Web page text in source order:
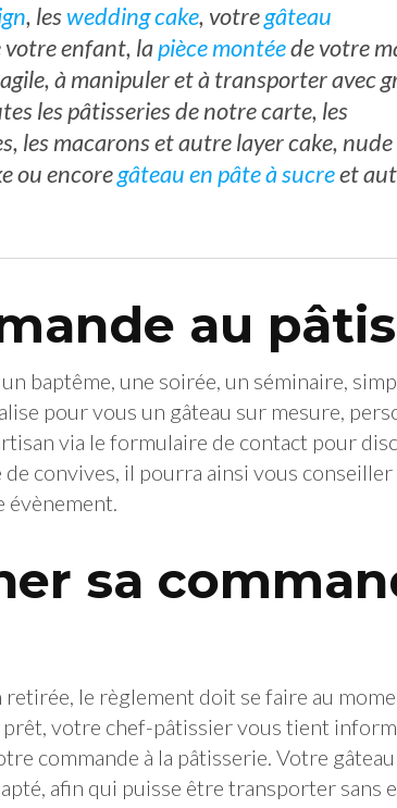
, leswedding cake, votregâteau
votre enfant, lapièce montéede votre
à manipuler et à transporter avec
les pâtisseries de notre carte, les
les macarons et autre layer cake, nude
ou encoregâteau en pâte à sucreet
au
baptême, une soirée, un séminaire,
pour vous un gâteau sur mesure,
via le formulaire de contact pour
convives, il pourra ainsi vous
évènement.
sa
le règlement doit se faire au
votre chef-pâtissier vous tient
commande à la pâtisserie. Votre
afin qui puisse être transporter sans